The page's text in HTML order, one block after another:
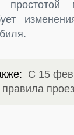
простотой
С 15
правила